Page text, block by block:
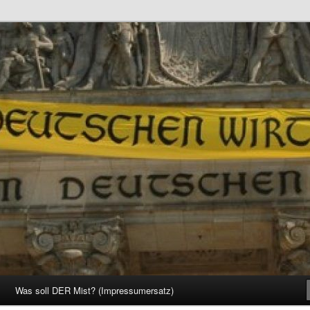
Was soll DER Mist? (Impressumersatz)